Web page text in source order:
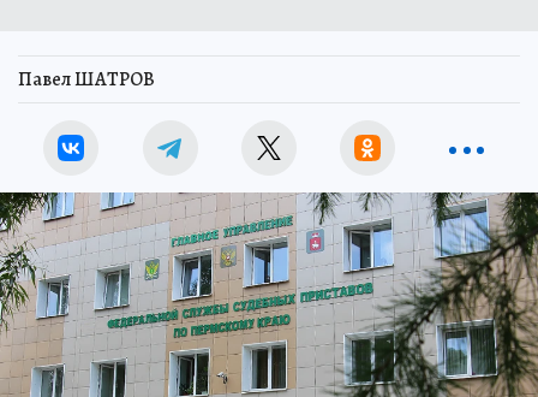
Павел ШАТРОВ